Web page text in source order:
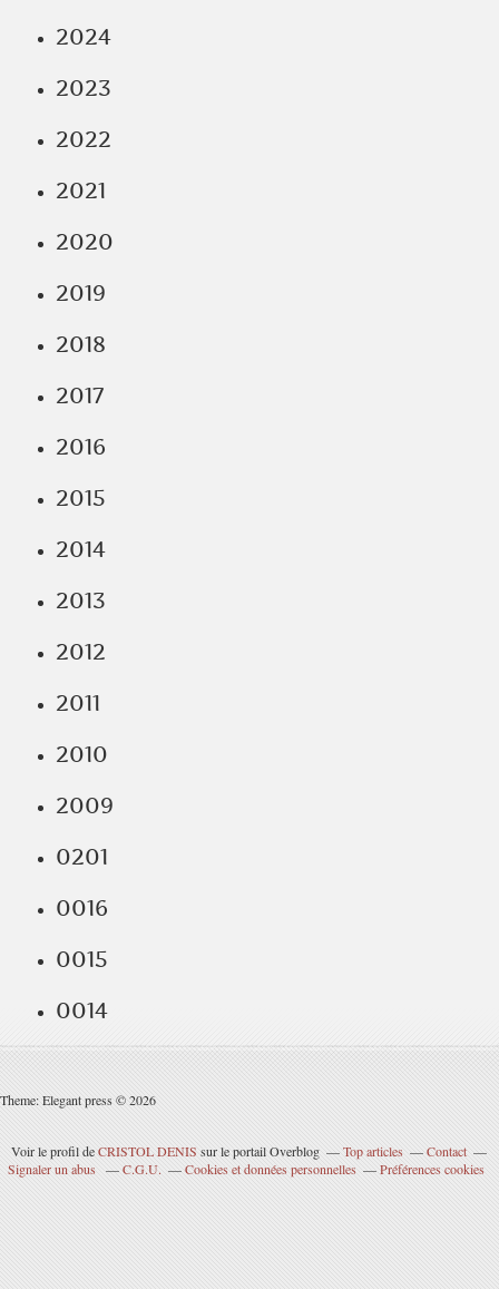
2024
2023
2022
2021
2020
2019
2018
2017
2016
2015
2014
2013
2012
2011
2010
2009
0201
0016
0015
0014
Theme: Elegant press © 2026
Voir le profil deCRISTOL DENIS sur le portail Overblog Top articles
Contact
Signaler un abus
C.G.U. Cookies et données personnelles Préférences cookies